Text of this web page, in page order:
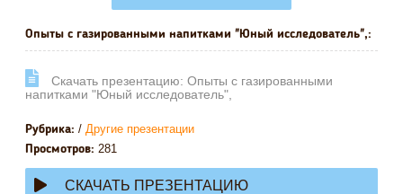
Опыты с газированными напитками "Юный исследователь",:
Cкачать презентацию: Опыты с газированными
напитками "Юный исследователь",
Рубрика: / Другие презентации
Просмотров: 281
СКАЧАТЬ ПРЕЗЕНТАЦИЮ